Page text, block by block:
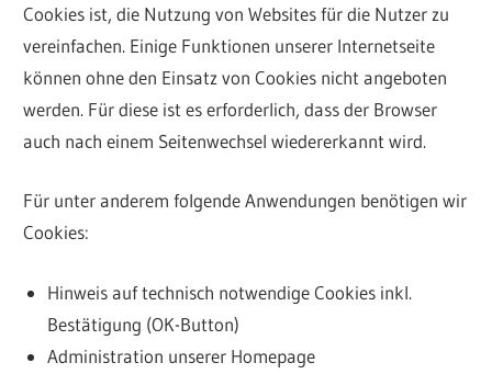
Cookies ist, die Nutzung von Websites für die Nutzer zu
vereinfachen. Einige Funktionen unserer Internetseite
können ohne den Einsatz von Cookies nicht angeboten
werden. Für diese ist es erforderlich, dass der Browser
auch nach einem Seitenwechsel wiedererkannt wird.
Für unter anderem folgende Anwendungen benötigen wir
Cookies:
Hinweis auf technisch notwendige Cookies inkl.
Bestätigung (OK-Button)
Administration unserer Homepage